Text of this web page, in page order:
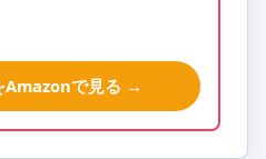
Amazonで見る →